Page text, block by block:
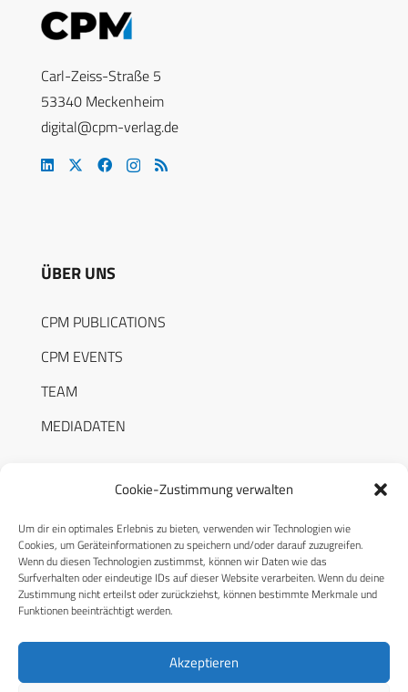
Cookie-Zustimmung verwalten
Um dir ein optimales Erlebnis zu bieten, verwenden wir Technologien wie
Cookies, um Geräteinformationen zu speichern und/oder darauf zuzugreifen.
Wenn du diesen Technologien zustimmst, können wir Daten wie das
Surfverhalten oder eindeutige IDs auf dieser Website verarbeiten. Wenn du deine
Zustimmung nicht erteilst oder zurückziehst, können bestimmte Merkmale und
Funktionen beeinträchtigt werden.
Akzeptieren
Carl-Zeiss-Straße 5
53340 Meckenheim
digital@cpm-verlag.de
ÜBER UNS
CPM PUBLICATIONS
CPM EVENTS
TEAM
MEDIADATEN
RECHTLICHES
Datenschutzerklärung
Cookie-Richtlinie (EU)